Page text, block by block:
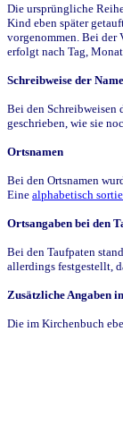
Die ursprüngliche
Kind eben später
vorgenommen. Bei der
erfolgt nach Tag, Monat
Schreibweise der
Bei den Schreibweisen
geschrieben, wie sie
Ortsnamen
Bei den Ortsnamen
Eine alphabetisch
Ortsangaben bei den
Bei den Taufpaten
allerdings festgestellt,
Zusätzliche Angaben
Die im Kirchenbuch